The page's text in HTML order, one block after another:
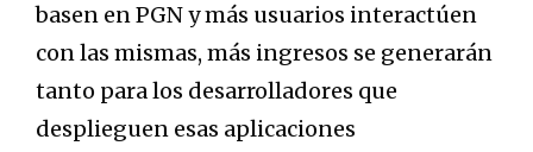
basen en PGN y más usuarios interactúen
con las mismas, más ingresos se generarán
tanto para los desarrolladores que
desplieguen esas aplicaciones